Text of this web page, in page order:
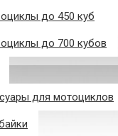
до 450 куб
до 700 кубов
для мотоциклов